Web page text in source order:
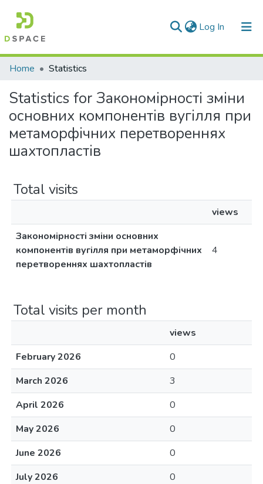
Log In (current)
Communities & Collections
All of DSpace
Home Statistics
Statistics for Закономірності зміни
основних компонентів вугілля при
метаморфічних перетвореннях
шахтопластів
Total visits
views
Закономірності зміни основних
компонентів вугілля при метаморфічних
перетвореннях шахтопластів
4
Total visits per month
views
February 2026
0
March 2026
3
April 2026
0
May 2026
0
June 2026
0
July 2026
0